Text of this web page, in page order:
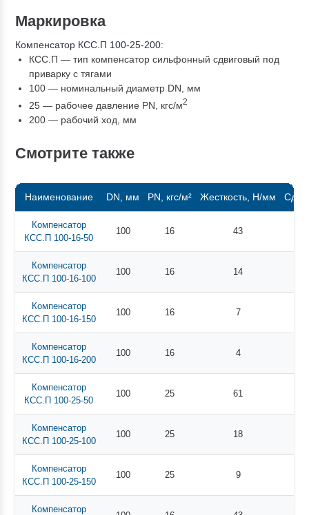
Маркировка
Компенсатор КСС.П 100-25-200:
КСС.П — тип компенсатор сильфонный сдвиговый под
приварку с тягами
100 — номинальный диаметр DN, мм
25 — рабочее давление PN, кгc/м2
200 — рабочий ход, мм
Смотрите также
Наименование DN, мм PN, кгс/м² Жесткость, Н/мм
Компенсатор
КСС.П 100-16-50
100 16 43
Компенсатор
КСС.П 100-16-100
100 16 14
Компенсатор
КСС.П 100-16-150
100 16 7
Компенсатор
КСС.П 100-16-200
100 16 4
Компенсатор
КСС.П 100-25-50
100 25 61
Компенсатор
КСС.П 100-25-100
100 25 18
Компенсатор
КСС.П 100-25-150
100 25 9
Компенсатор